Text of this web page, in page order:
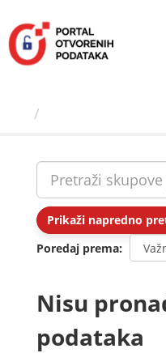
sadržaj
Prikaži napredno
Poredaj prema
Nisu
podataka